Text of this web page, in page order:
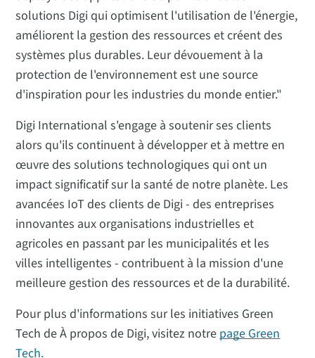
solutions Digi qui optimisent l'utilisation de l'énergie,
améliorent la gestion des ressources et créent des
systèmes plus durables. Leur dévouement à la
protection de l'environnement est une source
d'inspiration pour les industries du monde entier."
Digi International s'engage à soutenir ses clients
alors qu'ils continuent à développer et à mettre en
œuvre des solutions technologiques qui ont un
impact significatif sur la santé de notre planète. Les
avancées IoT des clients de Digi - des entreprises
innovantes aux organisations industrielles et
agricoles en passant par les municipalités et les
villes intelligentes - contribuent à la mission d'une
meilleure gestion des ressources et de la durabilité.
Pour plus d'informations sur les initiatives Green
Tech de À propos de Digi, visitez notrepage Green
Tech.